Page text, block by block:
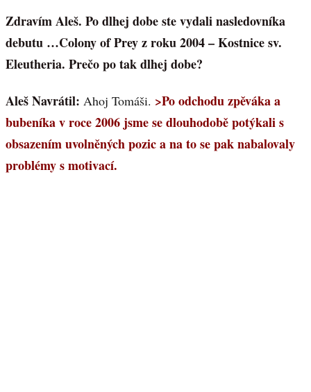
Zdravím Aleš. Po dlhej dobe ste vydali nasledovníka
debutu …Colony of Prey z roku 2004 – Kostnice sv.
Eleutheria. Prečo po tak dlhej dobe?
Aleš Navrátil: Ahoj Tomáši. >Po odchodu zpěváka a
bubeníka v roce 2006 jsme se dlouhodobě potýkali s
obsazením uvolněných pozic a na to se pak nabalovaly
problémy s motivací.